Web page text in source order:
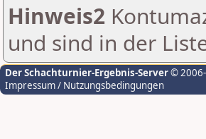
Hinweis2
und sind in der
Der Schachturnier-Ergebnis-Server©
Impressum / Nutzungsbedingungen